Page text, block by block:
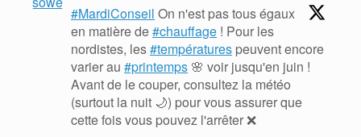
#MardiConseil On n'est pas tous égaux
en matière de#chauffage ! Pour les
nordistes, les#températures peuvent encore
varier au #printemps 🌸 voir jusqu'en juin !
Avant de le couper, consultez la météo
(surtout la nuit 🌙) pour vous assurer que
cette fois vous pouvez l'arrêter ❌